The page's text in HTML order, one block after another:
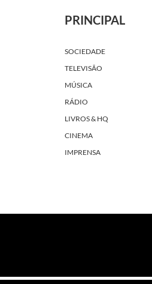
PRINCIPAL
SOCIEDADE
TELEVISÃO
MÚSICA
RÁDIO
LIVROS & HQ
CINEMA
IMPRENSA